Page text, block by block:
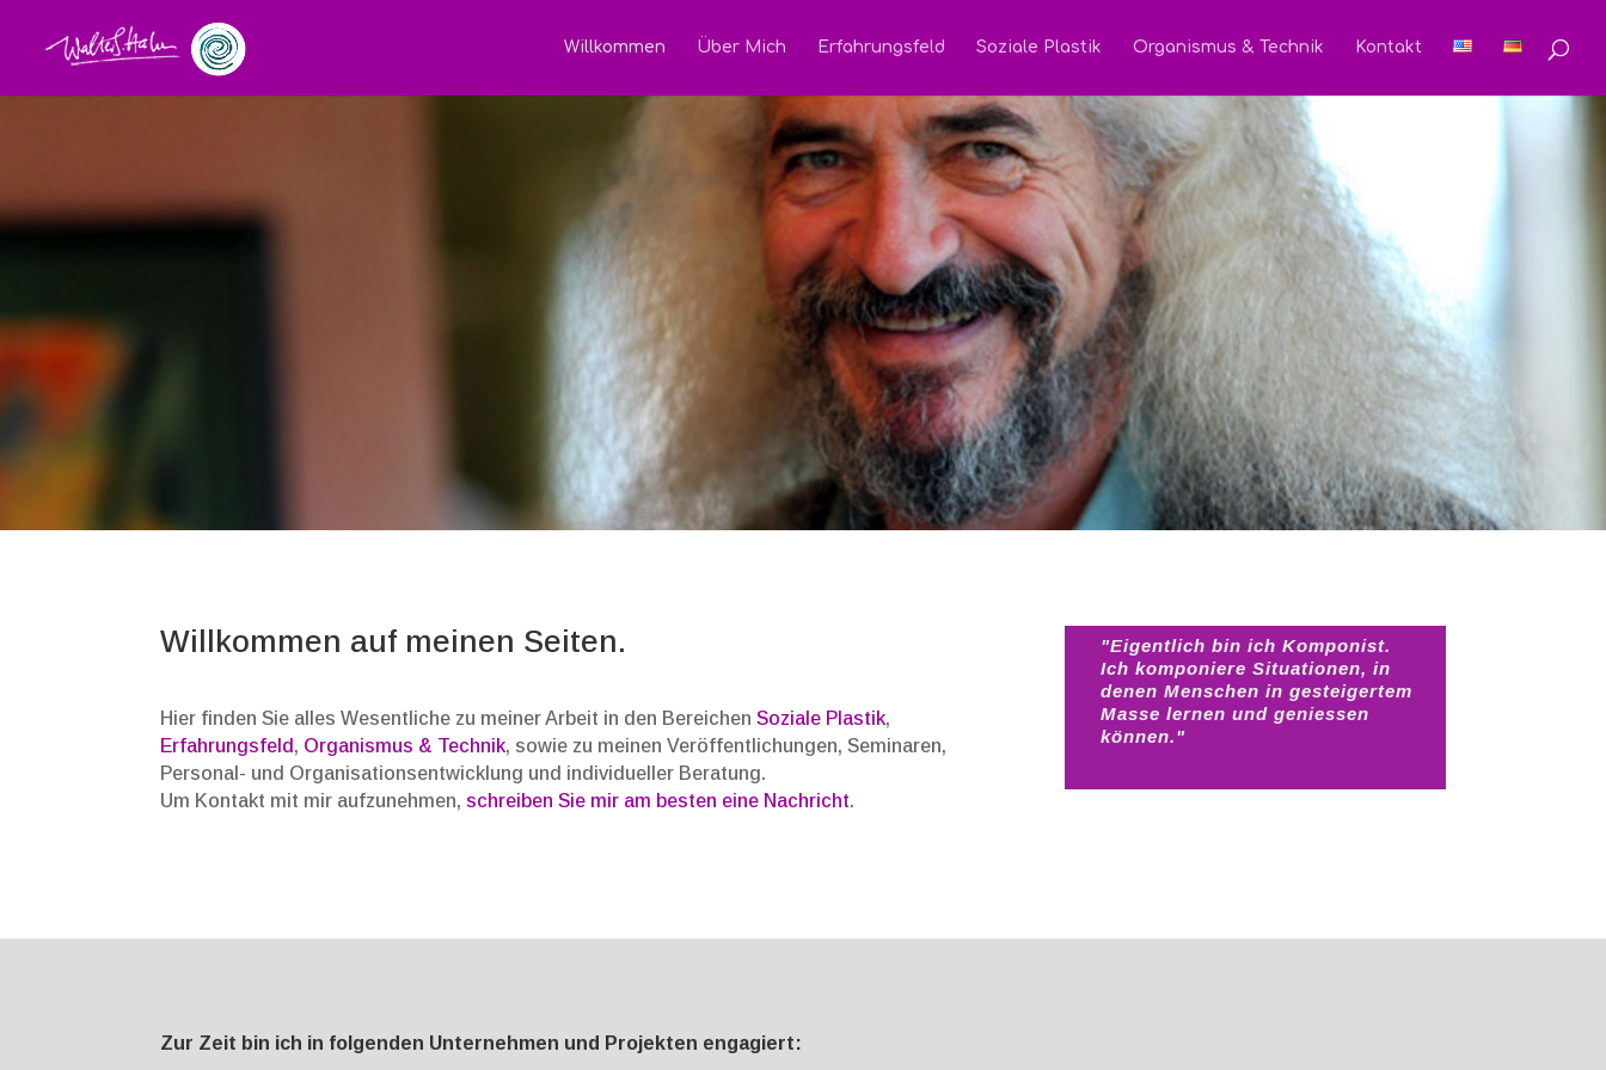
Willkommen Über Mich Erfahrungsfeld Soziale Plastik Organismus & Technik Kontakt
Willkommen auf meinen Seiten.
Hier finden Sie alles Wesentliche zu meiner Arbeit in den BereichenSoziale Plastik,
Erfahrungsfeld , Organismus & Technik, sowie zu meinen Veröffentlichungen, Seminaren,
Personal- und Organisationsentwicklung und individueller Beratung.
Um Kontakt mit mir aufzunehmen, schreiben Sie mir am besten eine Nachricht.
"Eigentlich bin ich Komponist.
Ich komponiere Situationen, in
denen Menschen in gesteigertem
Masse lernen und geniessen
können."
Zur Zeit bin ich in folgenden Unternehmen und Projekten engagiert: